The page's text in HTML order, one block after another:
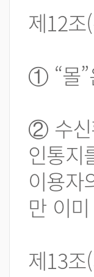
제12
① “몰”
② 수신
인통지
이용자
만 이
제13조